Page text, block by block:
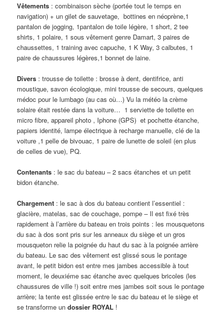
Vêtements : combinaison sèche (portée tout le temps en
navigation) + un gilet de sauvetage, bottines en néoprène,1
pantalon de jogging, 1pantalon de toile légère, 1 short, 2 tee
shirts, 1 polaire, 1 sous vêtement genre Damart, 3 paires de
chaussettes, 1 training avec capuche, 1 K Way, 3 calbutes, 1
paire de chaussures légères,1 bonnet de laine.
Divers : trousse de toilette : brosse à dent, dentifrice, anti
moustique, savon écologique, mini trousse de secours, quelques
médoc pour le lumbago (au cas où…) Vu la météo la crème
solaire était restée dans la voiture… 1 serviette de toilette en
micro fibre, appareil photo , Iphone (GPS) et pochette étanche,
papiers identité, lampe électrique à recharge manuelle, clé de la
voiture ,1 pelle de bivouac, 1 paire de lunette de soleil (en plus
de celles de vue), PQ.
Contenants : le sac du bateau – 2 sacs étanches et un petit
bidon étanche.
Chargement : le sac à dos du bateau contient l’essentiel :
glacière, matelas, sac de couchage, pompe – Il est fixé très
rapidement à l’arrière du bateau en trois points : les mousquetons
du sac à dos sont pris sur les anneaux du siège et un gros
mousqueton relie la poignée du haut du sac à la poignée arrière
du bateau. Le sac des vêtement est glissé sous le pontage
avant, le petit bidon est entre mes jambes accessible à tout
moment, le deuxiéme sac étanche avec quelques bricoles (les
chaussures de ville !) soit entre mes jambes soit sous le pontage
arrière; la tente est glissée entre le sac du bateau et le siège et
se transforme undossier ROYAL !